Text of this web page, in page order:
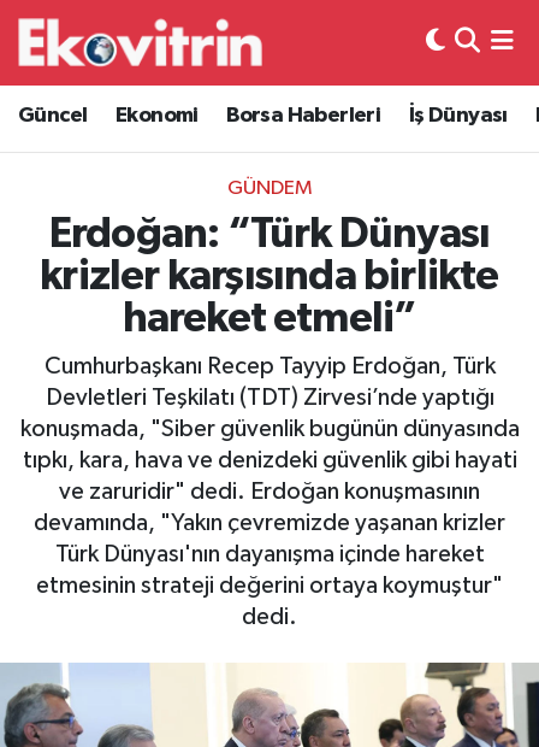
Güncel Ekonomi Borsa Haberleri İş Dünyası
GÜNDEM
Erdoğan: “Türk Dünyası
krizler karşısında birlikte
hareket etmeli”
Cumhurbaşkanı Recep Tayyip Erdoğan, Türk
Devletleri Teşkilatı (TDT) Zirvesi’nde yaptığı
konuşmada, "Siber güvenlik bugünün dünyasında
tıpkı, kara, hava ve denizdeki güvenlik gibi hayati
ve zaruridir" dedi. Erdoğan konuşmasının
devamında, "Yakın çevremizde yaşanan krizler
Türk Dünyası'nın dayanışma içinde hareket
etmesinin strateji değerini ortaya koymuştur"
dedi.
Güncel
Ekonomi
Borsa Haberleri
İş Dünyası
Lojistik
Otovitrin
Asayiş
Magazin
Gayrimenkul
Eğitim
Hava Durumu
Trafik Durumu
Süper Lig Puan Durumu ve Fikstür
Tüm Manşetler
Son Dakika Haberleri
Haber Arşivi